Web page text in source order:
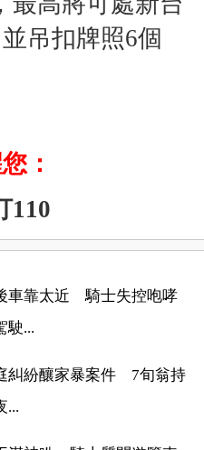
吊扣牌照6個
：
110
車靠太近 騎士失控咆哮
駛...
糾紛釀家暴案件 7旬翁持
...